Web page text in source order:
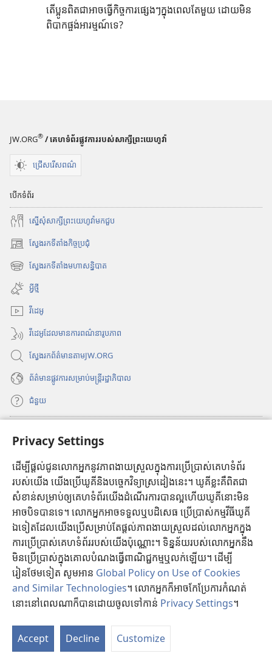
Privacy Settings
ដើម្បីផ្ដល់ជូនលោកអ្នកនូវភាពងាយស្រួលក្នុងការប្រើប្រាស់គេហទំព័រ
របស់យើង យើងប្រើឃូគីនិងបច្ចេកវិទ្យាស្រដៀងនេះ។ ឃូគីខ្លះគឺពិតជា
សំខាន់សម្រាប់ឲ្យគេហទំព័រយើងដំណើរការបានល្អហើយឃូគីនោះមិន
អាចបិទបានទេ។ លោកអ្នកអាចទទួលឬបដិសេធ ប្រើប្រាស់កម្មវីធីឃូគី
ឯទៀតដែលយើងប្រើសម្រាប់តែផ្តល់ភាពងាយស្រួលដល់លោកអ្នកក្នុង
ការប្រើប្រាស់គេហទំព័ររបស់យើងប៉ុណ្ណោះ។ ទិន្នន័យរបស់លោកអ្នកនឹង
មិនប្រើប្រាស់ក្នុងគោលបំណងធ្វើពាណិជ្ជកម្មឬលក់ឡើយ។ ដើម្បី
រៀនថែមទៀត សូមអាន Global Policy on Use of Cookies
and Similar Technologies។ លោកអ្នកក៏អាចកែប្រែការកំណត់
នោះនៅពេលណាក៏បានដោយចូលទៅកាន់ Privacy Settings។
Accept Decline Customize
តើ​ប្អូន​ពិត​ជា​អាច​ធ្វើ​កិច្ច​ការ​ផ្សេង​ៗ​ក្នុង​ពេល​តែ​មួយ ដោយ​មិន​
ពិបាក​ផ្ចង់​អារម្មណ៍​ទេ?
JW.ORG® / គេហទំព័រផ្លូវការរបស់សាក្សីព្រះយេហូវ៉ា
ជ្រើសរើសពណ៌
បើកទំព័រ
ស្នើសុំសាក្សីព្រះយេហូវ៉ាមកជួប
ស្វែងរកទីតាំងកិច្ចប្រជុំ
(
បើ
ក
ក
ម
វិ
ធី
w
n
o
w
មី
ស្វែងរកទីតាំងមហាសន្និបាត
(
បើ
ក
ក
ម
ធី
w
n
w
មី
អ្វីថ្មី
វីដេអូ
វីដេអូដែលមានការពណ៌នារូបភាព
ស្វែងរកព័ត៌មានតាមJW.ORG
ព័ត៌មាន​ផ្លូវ​ការ​សម្រាប់​មន្ត្រី​រដ្ឋាភិបាល
ជំនួយ
ក
ម្
ម
ធី
w
n
d
o
w
មី
បណ្ណាល័យអ៊ីនធឺណិតរបស់ប៉មយាម
បើ
ក
ក
ម្
ធី
w
n
o
ថ្
JW Hub®
បើ
ក
ក
ម្
ម
ធី
w
n
o
JW បណ្ណាល័យ
Copyright© 2026 Watch Tower Bible and Tract Society of Pennsylvania.
ល័ក្ខខ័ណ្ឌក្នុងការ ប្រើប្រាស់|គោលការណ៍ស្ដីអំពីព័ត៌មាន ខ្លួន របស់ អ្នក
PRIVACY SETTINGS